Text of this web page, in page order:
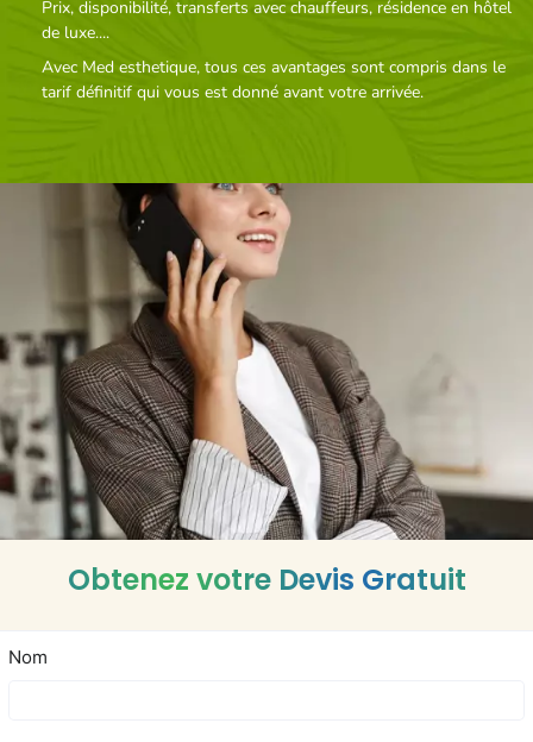
Prix, disponibilité, transferts avec chauffeurs, résidence en hôtel
de luxe....
Avec Med esthetique, tous ces avantages sont compris dans le
tarif définitif qui vous est donné avant votre arrivée.
Obtenez votre Devis Gratuit